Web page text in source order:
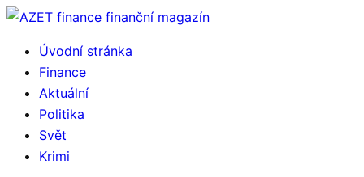
Přejít
obsahuÚvodní stránka
Finance
Aktuální
Politika
Svět
Krimi